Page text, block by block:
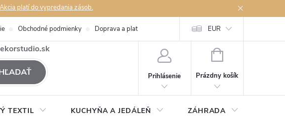
platí do vypredania zásob.
Obchodné podmienky Doprava a platby Podmienky ochrany osobných údajov
EUR
Prihlásenie
NÁKUPNÝ
Prázdny košík
TEXTIL KUCHYŇA A JEDÁLEŇ ZÁHRADA